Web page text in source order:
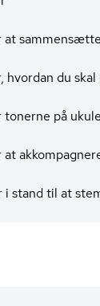
hvordan du
på
i stand til at